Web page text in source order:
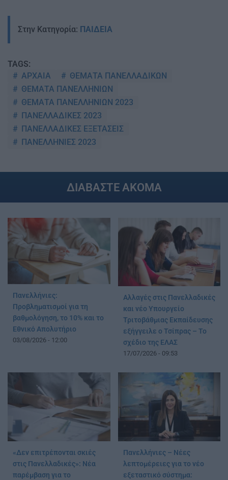
Στην Κατηγορία: ΠΑΙΔΕΙΑ
TAGS:
ΑΡΧΑΙΑ
ΘΕΜΑΤΑ ΠΑΝΕΛΛΑΔΙΚΩΝ
ΘΕΜΑΤΑ ΠΑΝΕΛΛΗΝΙΩΝ
ΘΕΜΑΤΑ ΠΑΝΕΛΛΗΝΙΩΝ 2023
ΠΑΝΕΛΛΑΔΙΚΕΣ 2023
ΠΑΝΕΛΛΑΔΙΚΕΣ ΕΞΕΤΑΣΕΙΣ
ΠΑΝΕΛΛΗΝΙΕΣ 2023
ΔΙΑΒΑΣΤΕ ΑΚΟΜΑ
Πανελλήνιες:
Προβληματισμοί για τη
βαθμολόγηση, το 10% και το
Εθνικό Απολυτήριο
03/08/2026 - 12:00
Αλλαγές στις Πανελλαδικές
και νέο Υπουργείο
Τριτοβάθμιας Εκπαίδευσης
εξήγγειλε ο Τσίπρας – Το
σχέδιο της ΕΛΑΣ
17/07/2026 - 09:53
«Δεν επιτρέπονται σκιές
στις Πανελλαδικές»: Νέα
παρέμβαση για το
Πανελλήνιες – Νέες
λεπτομέρειες για το νέο
εξεταστικό σύστημα: